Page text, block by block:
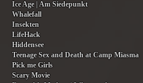
Ice Age | Am Siedepunkt
Whalefall
Insekten
LifeHack
Hiddensee
Teenage Sex and Death at Camp Miasma
Pick me Girls
Scary Movie